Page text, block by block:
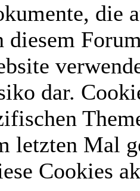
die
dar.
letzten Mal
Cookies